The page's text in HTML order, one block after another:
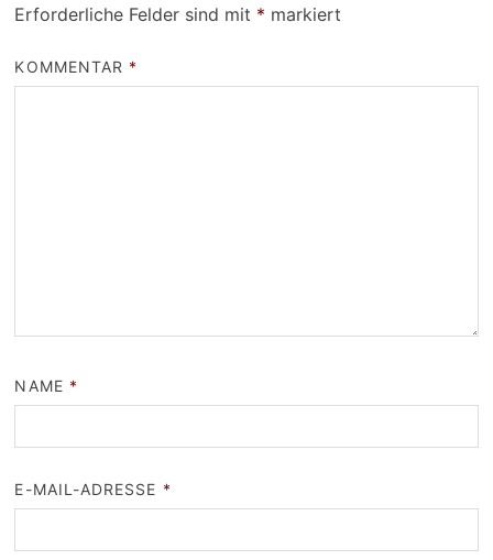
Erforderliche Felder sind mit * markiert
KOMMENTAR *
NAME *
E-MAIL-ADRESSE *